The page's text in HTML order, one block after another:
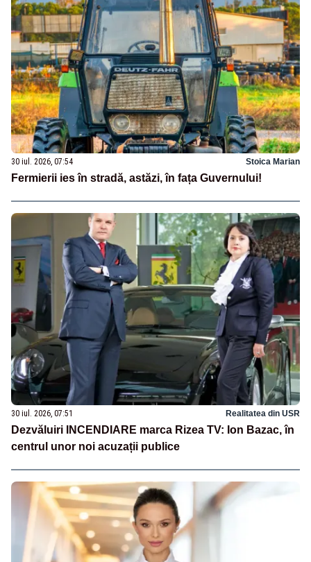
30 iul. 2026, 07:54 Stoica Marian
Fermierii ies în stradă, astăzi, în fața Guvernului!
30 iul. 2026, 07:51 Realitatea din USR
Dezvăluiri INCENDIARE marca Rizea TV: Ion Bazac, în
centrul unor noi acuzații publice